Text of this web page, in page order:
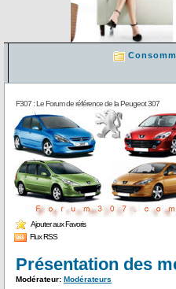
F307 : Le Forum de référence de la Peugeot 307
Ajouter aux Favoris
Flux RSS
Présentation des
Modérateur: Modérateurs